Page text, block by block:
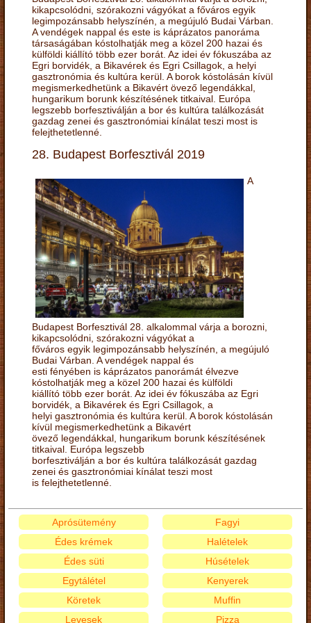
kikapcsolódni, szórakozni vágyókat a főváros egyik
legimpozánsabb helyszínén, a megújuló Budai Várban.
A vendégek nappal és este is káprázatos panoráma
társaságában kóstolhatják meg a közel 200 hazai és
külföldi kiállító több ezer borát. Az idei év fókuszába az
Egri borvidék, a Bikavérek és Egri Csillagok, a helyi
gasztronómia és kultúra kerül. A borok kóstolásán kívül
megismerkedhetünk a Bikavért övező legendákkal,
hungarikum borunk készítésének titkaival. Európa
legszebb borfesztiválján a bor és kultúra találkozását
gazdag zenei és gasztronómiai kínálat teszi most is
felejthetetlenné.
28. Budapest Borfesztivál 2019
A
Budapest Borfesztivál 28. alkalommal várja a borozni,
kikapcsolódni, szórakozni vágyókat a
főváros egyik legimpozánsabb helyszínén, a megújuló
Budai Várban. A vendégek nappal és
esti fényében is káprázatos panorámát élvezve
kóstolhatják meg a közel 200 hazai és külföldi
kiállító több ezer borát. Az idei év fókuszába az Egri
borvidék, a Bikavérek és Egri Csillagok, a
helyi gasztronómia és kultúra kerül. A borok kóstolásán
kívül megismerkedhetünk a Bikavért
övező legendákkal, hungarikum borunk készítésének
titkaival. Európa legszebb
borfesztiválján a bor és kultúra találkozását gazdag
zenei és gasztronómiai kínálat teszi most
is felejthetetlenné.
Aprósütemény
Édes krémek
Édes süti
Egytálétel
Fagyi
Halételek
Húsételek
Kenyerek
Köretek
Levesek
Muffin
Pizza